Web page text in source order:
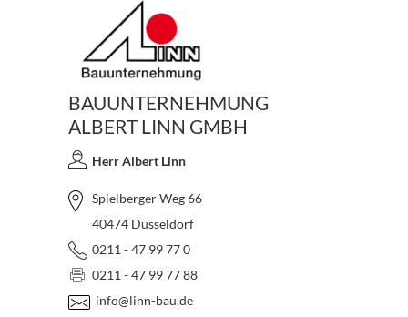
BAUUNTERNEHMUNG
ALBERT LINN GMBH
Herr Albert Linn
Spielberger Weg 66
40474 Düsseldorf
0211 - 47 99 77 0
0211 - 47 99 77 88
info@linn-bau.de